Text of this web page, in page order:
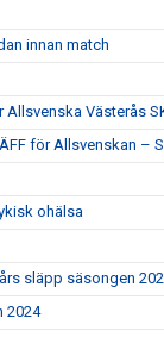
innan match
Västerås
för Allsvenskan –
ohälsa
släpp säsongen
2024